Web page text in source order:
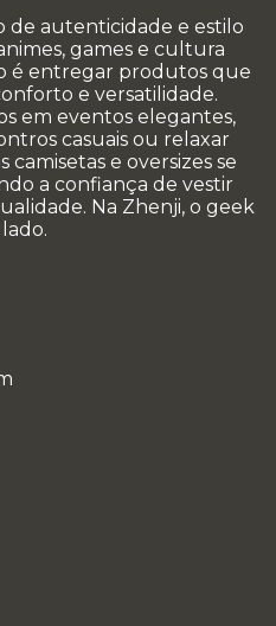
de autenticidade e estilo
games e cultura
é entregar produtos que
e versatilidade.
em eventos elegantes,
casuais ou relaxar
camisetas e oversizes se
a confiança de vestir
Na Zhenji, o geek